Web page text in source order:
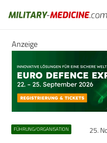
Anzeige
FÜHRUNG/ORGANISATION 25.